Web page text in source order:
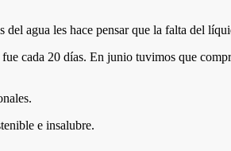
agua les hace pensar que la falta del
cada 20 días. En junio tuvimos que
e insalubre.